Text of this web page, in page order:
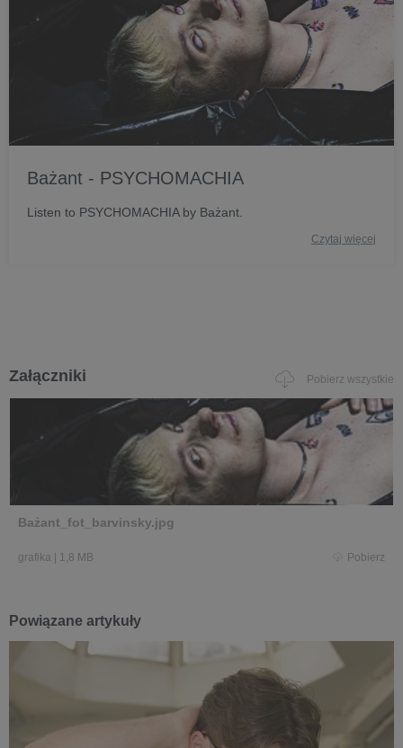
Bażant - PSYCHOMACHIA
Listen to PSYCHOMACHIA by Bażant.
Czytaj więcej
Załączniki Pobierz wszystkie
Bażant_fot_barvinsky.jpg
grafika | 1,8 MB Pobierz
Powiązane artykuły